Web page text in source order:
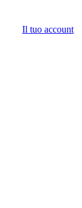
Il tuo account